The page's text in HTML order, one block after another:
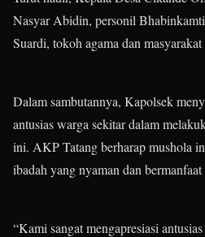
Nasyar Abidin, personil
Suardi, tokoh agama dan masyarakat
Dalam sambutannya, Kapolsek
antusias warga sekitar dalam
ini. AKP Tatang berharap mushola
ibadah yang nyaman dan
“Kami sangat mengapresiasi